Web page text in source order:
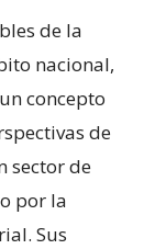
de la
nacional,
concepto
de
sector de
por la
Sus